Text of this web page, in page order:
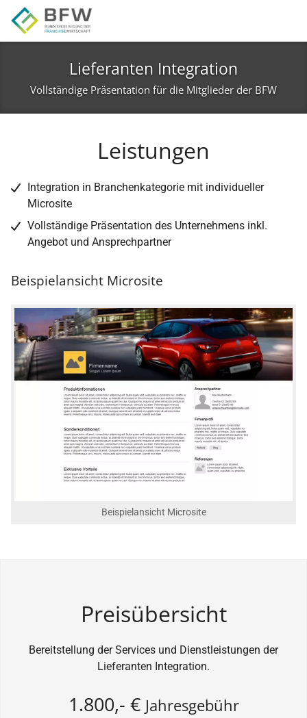
Skip to main navigation
Skip to main content
Skip to page footer
Lieferanten Integration
Vollständige Präsentation für die Mitglieder der BFW
Leistungen
Integration in Branchenkategorie mit individueller
Microsite
Vollständige Präsentation des Unternehmens inkl.
Angebot und Ansprechpartner
Beispielansicht Microsite
Beispielansicht Microsite
Preisübersicht
Bereitstellung der Services und Dienstleistungen der
Lieferanten Integration.
1.800,- € Jahresgebühr